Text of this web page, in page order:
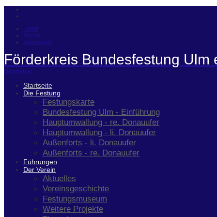
Login
Suche
Impressum
Förderkreis Bundesfestung Ulm
Navigation
Startseite
Die Festung
Festungskarte
Bundesfestung Ulm - Einführung
Hauptumwallung - re. Donauufer
Hauptumwallung - li. Donauufer
Außenforts - li. Donauufer
Außenforts - re. Donauufer
Führungen
Der Verein
Aktuelles
Vereinsgeschichte
Festungsmuseum
Weitere Projekte